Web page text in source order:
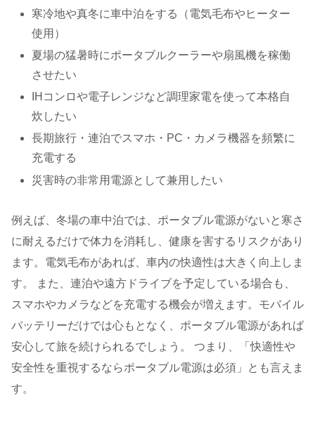
寒冷地や真冬に車中泊をする（電気毛布やヒーター
使用）
夏場の猛暑時にポータブルクーラーや扇風機を稼働
させたい
IHコンロや電子レンジなど調理家電を使って本格自
炊したい
長期旅行・連泊でスマホ・PC・カメラ機器を頻繁に
充電する
災害時の非常用電源として兼用したい
例えば、冬場の車中泊では、ポータブル電源がないと寒さ
に耐えるだけで体力を消耗し、健康を害するリスクがあり
ます。電気毛布があれば、車内の快適性は大きく向上しま
す。 また、連泊や遠方ドライブを予定している場合も、
スマホやカメラなどを充電する機会が増えます。モバイル
バッテリーだけでは心もとなく、ポータブル電源があれば
安心して旅を続けられるでしょう。 つまり、「快適性や
安全性を重視するならポータブル電源は必須」とも言えま
す。